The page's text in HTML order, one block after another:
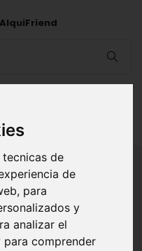
de
de
para
y
analizar el
comprender
AlquiFriend
Danny Black